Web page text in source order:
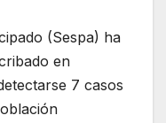
(Sespa) ha
en
7 casos